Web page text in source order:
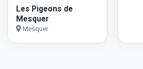
Les Pigeons de
Mesquer
Mesquer